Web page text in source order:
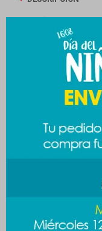
CAMBIOS Y
MEDIOS DE PAGO